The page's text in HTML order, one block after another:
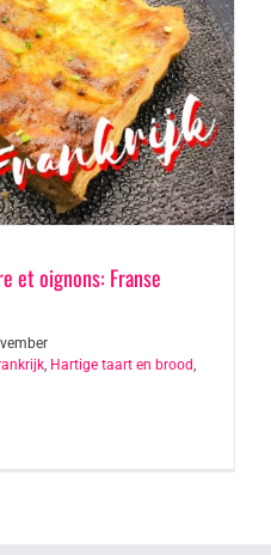
et oignons: Franse
, Hartige taart en brood,